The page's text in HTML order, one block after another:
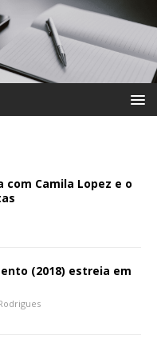
com Camila Lopez e o
(2018) estreia em